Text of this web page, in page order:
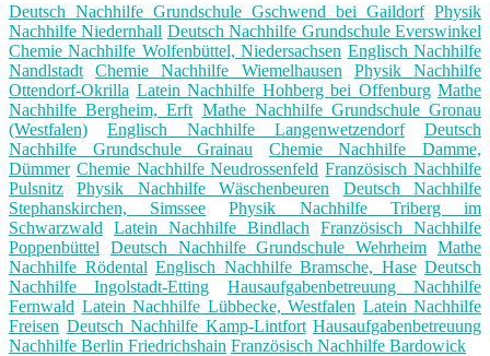
Deutsch Nachhilfe Grundschule Gschwend bei Gaildorf Physik
Nachhilfe Niedernhall Deutsch Nachhilfe Grundschule Everswinkel
Chemie Nachhilfe Wolfenbüttel, Niedersachsen Englisch Nachhilfe
Nandlstadt
Chemie Nachhilfe Wiemelhausen
Physik Nachhilfe
Ottendorf-Okrilla Latein Nachhilfe Hohberg bei Offenburg Mathe
Nachhilfe Bergheim, Erft Mathe Nachhilfe Grundschule Gronau
(Westfalen)
Englisch Nachhilfe Langenwetzendorf
Deutsch
Nachhilfe Grundschule Grainau
Chemie Nachhilfe Damme,
Dümmer Chemie Nachhilfe Neudrossenfeld Französisch Nachhilfe
Pulsnitz
Physik Nachhilfe Wäschenbeuren
Deutsch Nachhilfe
Stephanskirchen, Simssee
Physik Nachhilfe Triberg im
Schwarzwald
Latein Nachhilfe Bindlach
Französisch Nachhilfe
Poppenbüttel
Deutsch Nachhilfe Grundschule Wehrheim Mathe
Nachhilfe Rödental Englisch Nachhilfe Bramsche, Hase Deutsch
Nachhilfe Ingolstadt-Etting
Hausaufgabenbetreuung Nachhilfe
Fernwald Latein Nachhilfe Lübbecke, Westfalen Latein Nachhilfe
Freisen Deutsch Nachhilfe Kamp-Lintfort Hausaufgabenbetreuung
Nachhilfe Berlin Friedrichshain Französisch Nachhilfe Bardowick